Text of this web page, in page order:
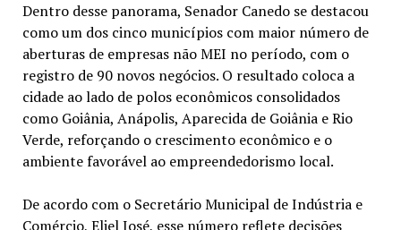
Dentro desse panorama, Senador Canedo se destacou
como um dos cinco municípios com maior número de
aberturas de empresas não MEI no período, com o
registro de 90 novos negócios. O resultado coloca a
cidade ao lado de polos econômicos consolidados
como Goiânia, Anápolis, Aparecida de Goiânia e Rio
Verde, reforçando o crescimento econômico e o
ambiente favorável ao empreendedorismo local.
De acordo com o Secretário Municipal de Indústria e
Comércio, Eliel José, esse número reflete decisões